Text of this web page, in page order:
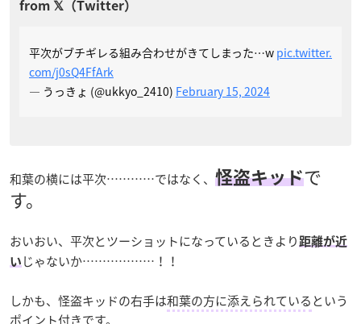
平次がブチギレる組み合わせがきてしまった…w pic.twitter.
com/j0sQ4FfArk
— うっきょ (@ukkyo_2410) February 15, 2024
和葉の横には平次…………ではなく、 怪盗キッドで
す。
おいおい、平次とツーショットになっているときより 距離が近
い じゃないか………………！！
しかも、怪盗キッドの右手は和葉の方に添えられているという
ポイント付きです。